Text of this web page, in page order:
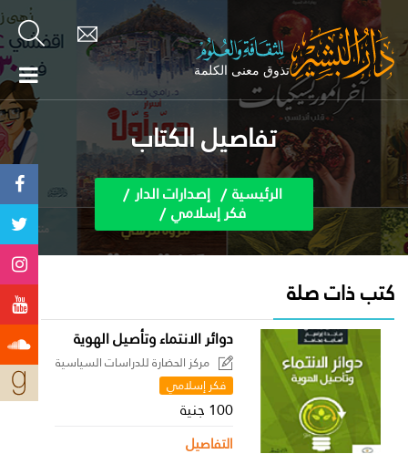
تفاصيل الكتاب
الرئيسية إصدارات الدار
فكر إسلامي
كتب ذات صلة
دوائر الانتماء وتأصيل الهوية
مركز الحضارة للدراسات السياسية
فكر إسلامي
100 جنية
التفاصيل